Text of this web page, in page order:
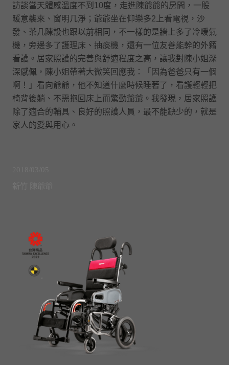
訪談當天體感溫度不到10度，走進陳爺爺的房間，一股
暖意襲來、窗明几淨；爺爺坐在仰樂多2上看電視，沙
發、茶几陳設也跟以前相同，不一樣的是牆上多了冷暖氣
機，旁邊多了護理床、抽痰機，還有一位友善能幹的外籍
看護。居家照護的完善與舒適程度之高，讓我對陳小姐深
深感佩，陳小姐帶著大微笑回應我：「因為爸爸只有一個
啊！」看向爺爺，他不知道什麼時候睡著了，看護輕輕把
椅背後躺、不需抱回床上而驚動爺爺。我發現，居家照護
除了適合的輔具、良好的照護人員，最不能缺少的，就是
家人的愛與用心。